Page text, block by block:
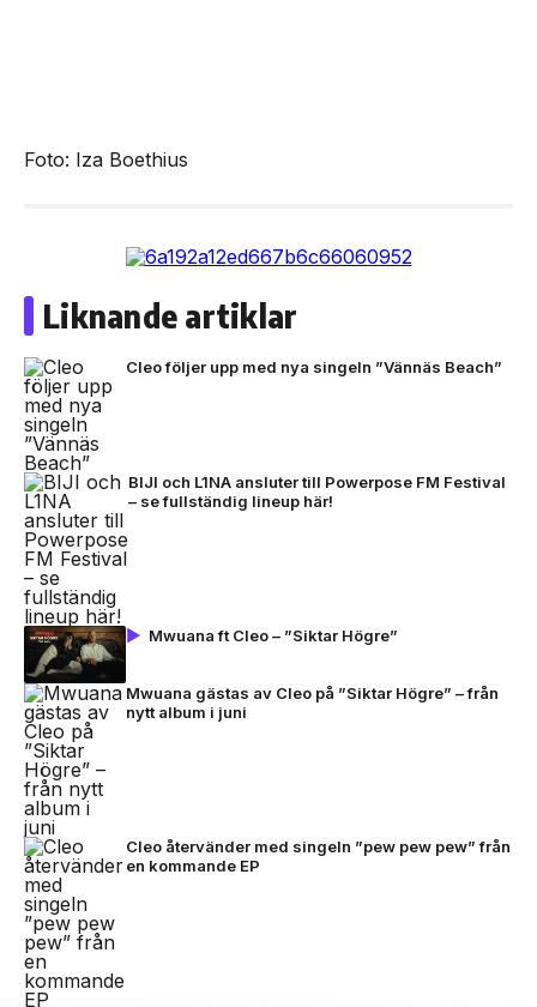
Foto: Iza Boethius
Liknande artiklar
Cleo följer upp med nya singeln ”Vännäs Beach”
BIJI och L1NA ansluter till Powerpose FM Festival
– se fullständig lineup här!
Mwuana ft Cleo – ”Siktar Högre”
Mwuana gästas av Cleo på ”Siktar Högre” – från
nytt album i juni
Cleo återvänder med singeln ”pew pew pew” från
en kommande EP